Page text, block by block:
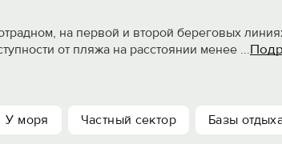
на первой и второй береговых
от пляжа на расстоянии менее ...
У моря Частный сектор Базы